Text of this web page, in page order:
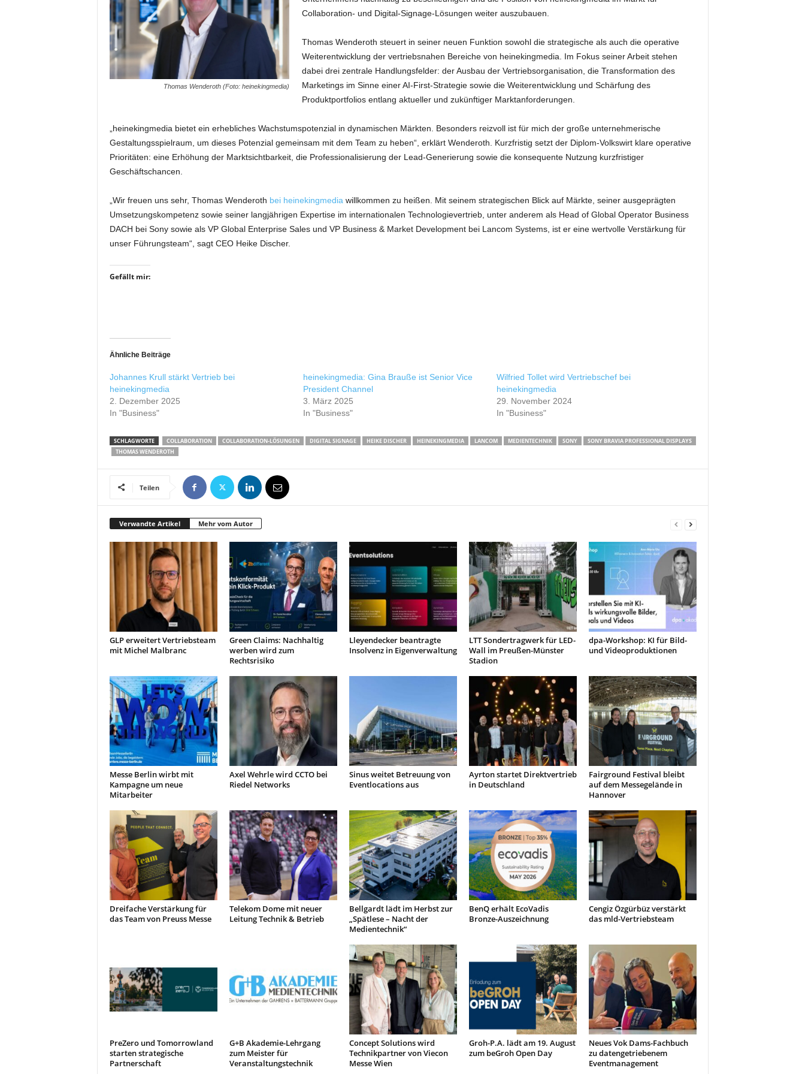
Thomas Wenderoth (Foto: heinekingmedia)
Collaboration- und Digital-Signage-Lösungen weiter auszubauen.
Thomas Wenderoth steuert in seiner neuen Funktion sowohl die strategische als auch die operative
Weiterentwicklung der vertriebsnahen Bereiche von heinekingmedia. Im Fokus seiner Arbeit stehen
dabei drei zentrale Handlungsfelder: der Ausbau der Vertriebsorganisation, die Transformation des
Marketings im Sinne einer AI-First-Strategie sowie die Weiterentwicklung und Schärfung des
Produktportfolios entlang aktueller und zukünftiger Marktanforderungen.
„heinekingmedia bietet ein erhebliches Wachstumspotenzial in dynamischen Märkten. Besonders reizvoll ist für mich der große unternehmerische
Gestaltungsspielraum, um dieses Potenzial gemeinsam mit dem Team zu heben“, erklärt Wenderoth. Kurzfristig setzt der Diplom-Volkswirt klare operative
Prioritäten: eine Erhöhung der Marktsichtbarkeit, die Professionalisierung der Lead-Generierung sowie die konsequente Nutzung kurzfristiger
Geschäftschancen.
„Wir freuen uns sehr, Thomas Wenderoth bei heinekingmedia willkommen zu heißen. Mit seinem strategischen Blick auf Märkte, seiner ausgeprägten
Umsetzungskompetenz sowie seiner langjährigen Expertise im internationalen Technologievertrieb, unter anderem als Head of Global Operator Business
DACH bei Sony sowie als VP Global Enterprise Sales und VP Business & Market Development bei Lancom Systems, ist er eine wertvolle Verstärkung für
unser Führungsteam“, sagt CEO Heike Discher.
Gefällt mir:
Ähnliche Beiträge
Johannes Krull stärkt Vertrieb bei
heinekingmedia
2. Dezember 2025
In "Business"
heinekingmedia: Gina Brauße ist Senior Vice
President Channel
3. März 2025
In "Business"
Wilfried Tollet wird Vertriebschef bei
heinekingmedia
29. November 2024
In "Business"
SCHLAGWORTE COLLABORATION COLLABORATION-LÖSUNGEN DIGITAL SIGNAGE HEIKE DISCHER HEINEKINGMEDIA LANCOM MEDIENTECHNIK SONY
SONY BRAVIA PROFESSIONAL DISPLAYS
THOMAS WENDEROTH
Teilen
Verwandte Artikel Mehr vom Autor
GLP erweitert Vertriebsteam
mit Michel Malbranc
Green Claims: Nachhaltig
werben wird zum
Rechtsrisiko
Lleyendecker beantragte
Insolvenz in Eigenverwaltung
LTT Sondertragwerk für LED-
Wall im Preußen-Münster
Stadion
dpa-Workshop: KI für Bild-
und Videoproduktionen
Messe Berlin wirbt mit
Kampagne um neue
Mitarbeiter
Axel Wehrle wird CCTO bei
Riedel Networks
Sinus weitet Betreuung von
Eventlocations aus
Ayrton startet Direktvertrieb
in Deutschland
Fairground Festival bleibt
auf dem Messegelände in
Hannover
Dreifache Verstärkung für
das Team von Preuss Messe
Telekom Dome mit neuer
Leitung Technik & Betrieb
Bellgardt lädt im Herbst zur
„Spätlese – Nacht der
Medientechnik“
BenQ erhält EcoVadis
Bronze-Auszeichnung
Cengiz Özgürbüz verstärkt
das mld-Vertriebsteam
PreZero und Tomorrowland
starten strategische
Partnerschaft
G+B Akademie-Lehrgang
zum Meister für
Veranstaltungstechnik
Concept Solutions wird
Technikpartner von Viecon
Messe Wien
Groh-P.A. lädt am 19. August
zum beGroh Open Day
Neues Vok Dams-Fachbuch
zu datengetriebenem
Eventmanagement